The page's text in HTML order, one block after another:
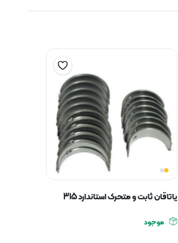
یاتاقان ثابت و متحرک استاندارد 315
موجود